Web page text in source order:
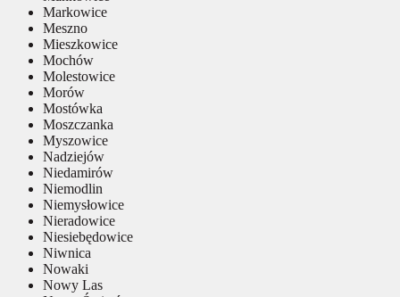
Markowice
Meszno
Mieszkowice
Mochów
Molestowice
Morów
Mostówka
Moszczanka
Myszowice
Nadziejów
Niedamirów
Niemodlin
Niemysłowice
Nieradowice
Niesiebędowice
Niwnica
Nowaki
Nowy Las